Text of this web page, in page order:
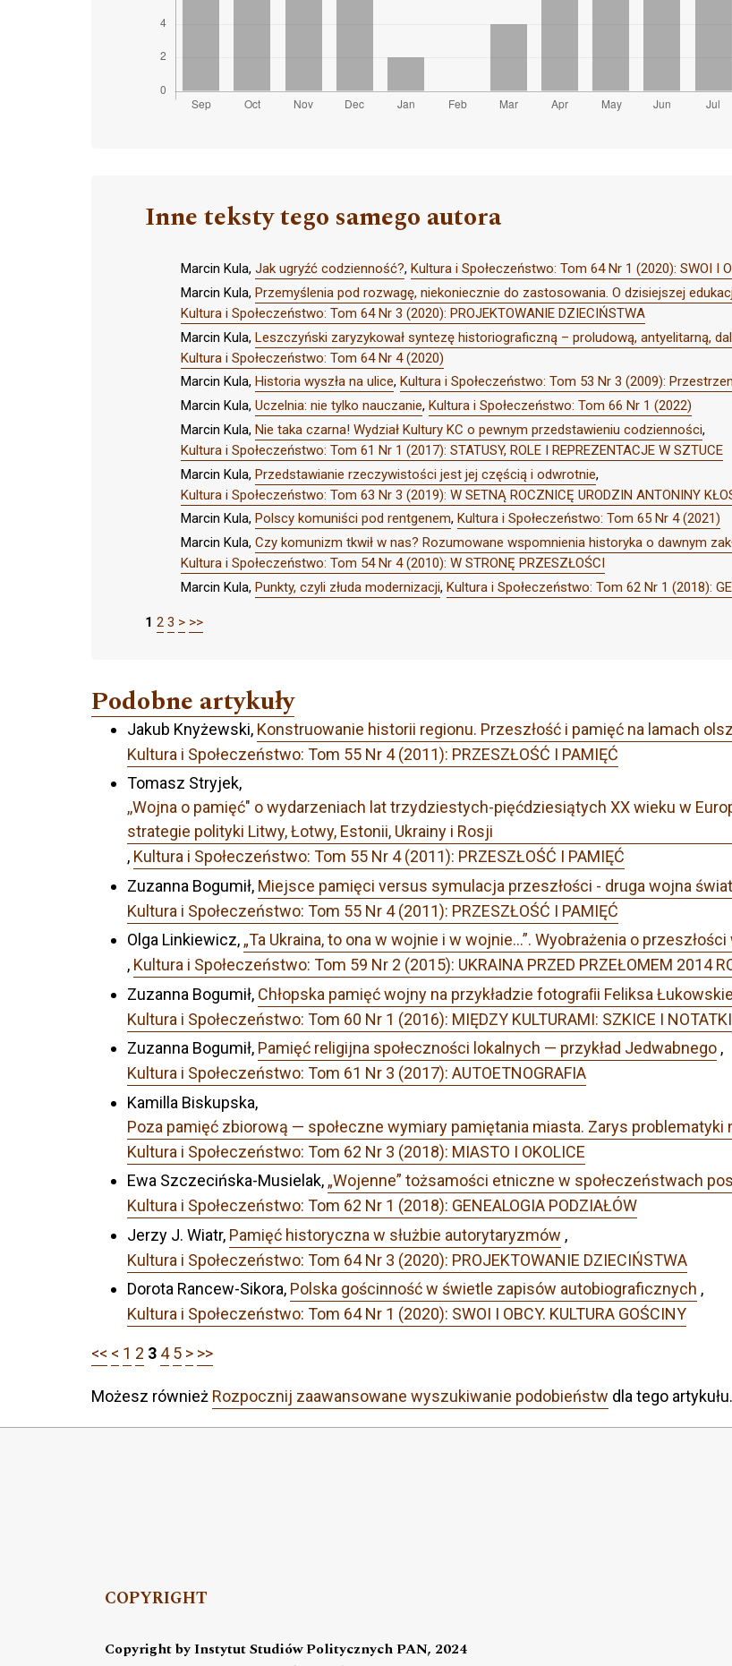
Inne teksty tego samego autora
Marcin Kula, Jak ugryźć codzienność?, Kultura i Społeczeństwo: Tom 64 Nr 1 (2020): SWOI I
Marcin Kula, Przemyślenia pod rozwagę, niekoniecznie do zastosowania. O dzisiejszej
Kultura i Społeczeństwo: Tom 64 Nr 3 (2020): PROJEKTOWANIE DZIECIŃSTWA
Marcin Kula, Leszczyński zaryzykował syntezę historiograficzną – proludową, antyelitarną,
Kultura i Społeczeństwo: Tom 64 Nr 4 (2020)
Marcin Kula, Historia wyszła na ulice, Kultura i Społeczeństwo: Tom 53 Nr 3 (2009):
Marcin Kula, Uczelnia: nie tylko nauczanie, Kultura i Społeczeństwo: Tom 66 Nr 1 (2022)
Marcin Kula, Nie taka czarna! Wydział Kultury KC o pewnym przedstawieniu codzienności,
Kultura i Społeczeństwo: Tom 61 Nr 1 (2017): STATUSY, ROLE I REPREZENTACJE W SZTUCE
Marcin Kula, Przedstawianie rzeczywistości jest jej częścią i odwrotnie,
Kultura i Społeczeństwo: Tom 63 Nr 3 (2019): W SETNĄ ROCZNICĘ URODZIN ANTONINY
Marcin Kula, Polscy komuniści pod rentgenem, Kultura i Społeczeństwo: Tom 65 Nr 4 (2021)
Marcin Kula, Czy komunizm tkwił w nas? Rozumowane wspomnienia historyka o dawnym
Kultura i Społeczeństwo: Tom 54 Nr 4 (2010): W STRONĘ PRZESZŁOŚCI
Marcin Kula, Punkty, czyli złuda modernizacji, Kultura i Społeczeństwo: Tom 62 Nr 1 (2018):
1 2 3 > >>
Podobne artykuły
Jakub Knyżewski, Konstruowanie historii regionu. Przeszłość i pamięć na lamach
Kultura i Społeczeństwo: Tom 55 Nr 4 (2011): PRZESZŁOŚĆ I PAMIĘĆ
Tomasz Stryjek,
,,Wojna o pamięć" o wydarzeniach lat trzydziestych-pięćdziesiątych XX wieku w
strategie polityki Litwy, Łotwy, Estonii, Ukrainy i Rosji
, Kultura i Społeczeństwo: Tom 55 Nr 4 (2011): PRZESZŁOŚĆ I PAMIĘĆ
Zuzanna Bogumił, Miejsce pamięci versus symulacja przeszłości - druga wojna
Kultura i Społeczeństwo: Tom 55 Nr 4 (2011): PRZESZŁOŚĆ I PAMIĘĆ
Olga Linkiewicz, „Ta Ukraina, to ona w wojnie i w wojnie…”. Wyobrażenia o
, Kultura i Społeczeństwo: Tom 59 Nr 2 (2015): UKRAINA PRZED PRZEŁOMEM 2014
Zuzanna Bogumił, Chłopska pamięć wojny na przykładzie fotograﬁi Feliksa
Kultura i Społeczeństwo: Tom 60 Nr 1 (2016): MIĘDZY KULTURAMI: SZKICE I NOTATKI
Zuzanna Bogumił, Pamięć religijna społeczności lokalnych — przykład Jedwabnego ,
Kultura i Społeczeństwo: Tom 61 Nr 3 (2017): AUTOETNOGRAFIA
Kamilla Biskupska,
Poza pamięć zbiorową — społeczne wymiary pamiętania miasta. Zarys problematyki
Kultura i Społeczeństwo: Tom 62 Nr 3 (2018): MIASTO I OKOLICE
Ewa Szczecińska-Musielak, „Wojenne” tożsamości etniczne w społeczeństwach
Kultura i Społeczeństwo: Tom 62 Nr 1 (2018): GENEALOGIA PODZIAŁÓW
Jerzy J. Wiatr, Pamięć historyczna w służbie autorytaryzmów ,
Kultura i Społeczeństwo: Tom 64 Nr 3 (2020): PROJEKTOWANIE DZIECIŃSTWA
Dorota Rancew-Sikora, Polska gościnność w świetle zapisów autobiograficznych ,
Kultura i Społeczeństwo: Tom 64 Nr 1 (2020): SWOI I OBCY. KULTURA GOŚCINY
<< < 1 2 3 4 5 > >>
Możesz również Rozpocznij zaawansowane wyszukiwanie podobieństw dla tego artykułu.
COPYRIGHT
Copyright by Instytut Studiów Politycznych PAN, 2024